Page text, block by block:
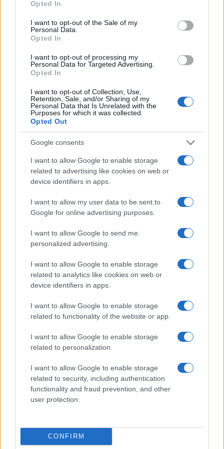
Opted In
I want to opt-out of the Sale of my
Personal Data.
Opted In
I want to opt-out of processing my
Personal Data for Targeted Advertising.
Opted In
I want to opt-out of Collection, Use,
Retention, Sale, and/or Sharing of my
Personal Data that Is Unrelated with the
Purposes for which it was collected.
Opted Out
Google consents
I want to allow Google to enable storage
related to advertising like cookies on web or
device identifiers in apps.
I want to allow my user data to be sent to
Google for online advertising purposes.
I want to allow Google to send me
personalized advertising.
I want to allow Google to enable storage
related to analytics like cookies on web or
device identifiers in apps.
I want to allow Google to enable storage
related to functionality of the website or app.
I want to allow Google to enable storage
related to personalization.
I want to allow Google to enable storage
related to security, including authentication
functionality and fraud prevention, and other
user protection.
CONFIRM
Castel Gandolfo non era solo un luogo, ma una
geografia dell’anima della Chiesa. È lì che
morirono Pio XII e Paolo VI. Sempre lì, durante
l’occupazione nazista, furono salvate migliaia di
famiglie ebree, protette dal silenzio e dalla
coscienza cristiana. E fu proprio Pio XII a offrire la
sua camera da letto, trasformata in sala parto, per
far nascere quei bambini che i nazisti avrebbero
voluto cancellare. Si è predicato il ritorno
all’essenziale e si è finiti per saccheggiare la
memoria. C’è chi indica i responsabili:
Alessandra Smerillie la Fondazione Laudato Si.
vaticana, è anche al centro della commissione per
il fundraising, diretta da monsignor Roberto
Campisi, bergogliano di ferro e personaggio molto
discusso. La salesiana Smerilli, che abita in un
lussuoso appartamento, e il siracusano Campisi
sono scherzosamente soprannominati «la strana
coppia».
A loro si aggiunge il laico spagnoloMaximino
Caballero Ledo, alla guida della Segreteria per
l’Economia, molto criticato per il suo stile
resta l’ombra lunga del gesuitaJuan Cruz
Villalón, regista delle nomine più controverse